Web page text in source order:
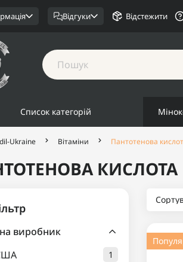
Відгуки Відстежити
Список категорій
Ukraine Вітаміни Пантотенова
КИСЛОТА
виробник
1